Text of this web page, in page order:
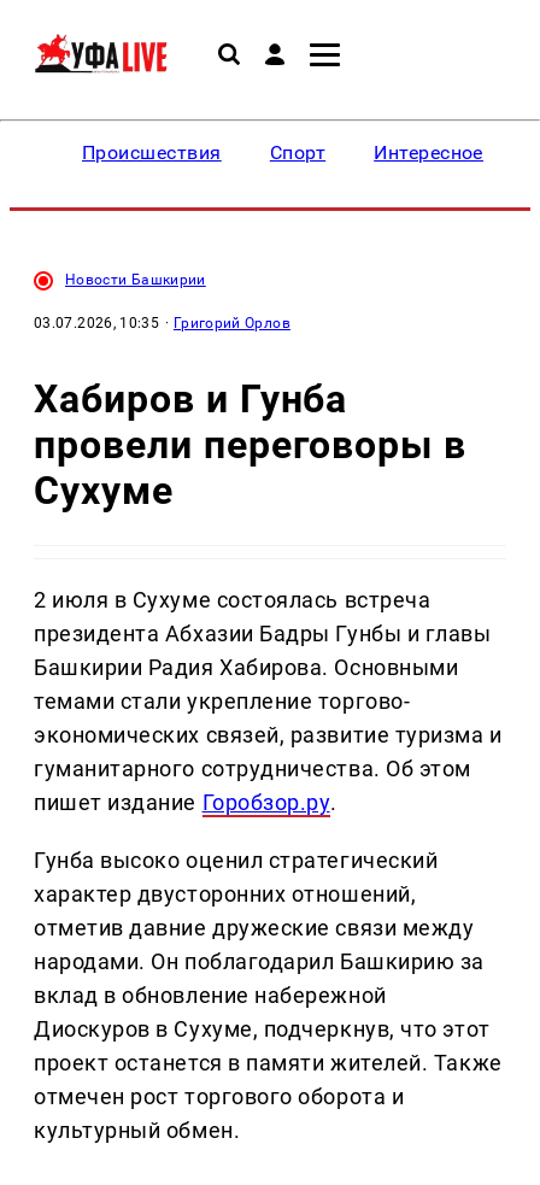
Происшествия Спорт Интересное
Новости Башкирии
03.07.2026, 10:35 · Григорий Орлов
Хабиров и Гунба
провели переговоры в
Сухуме
2 июля в Сухуме состоялась встреча
президента Абхазии Бадры Гунбы и главы
Башкирии Радия Хабирова. Основными
темами стали укрепление торгово-
экономических связей, развитие туризма и
гуманитарного сотрудничества. Об этом
пишет издание Горобзор.ру.
Гунба высоко оценил стратегический
характер двусторонних отношений,
отметив давние дружеские связи между
народами. Он поблагодарил Башкирию за
вклад в обновление набережной
Диоскуров в Сухуме, подчеркнув, что этот
проект останется в памяти жителей. Также
отмечен рост торгового оборота и
культурный обмен.